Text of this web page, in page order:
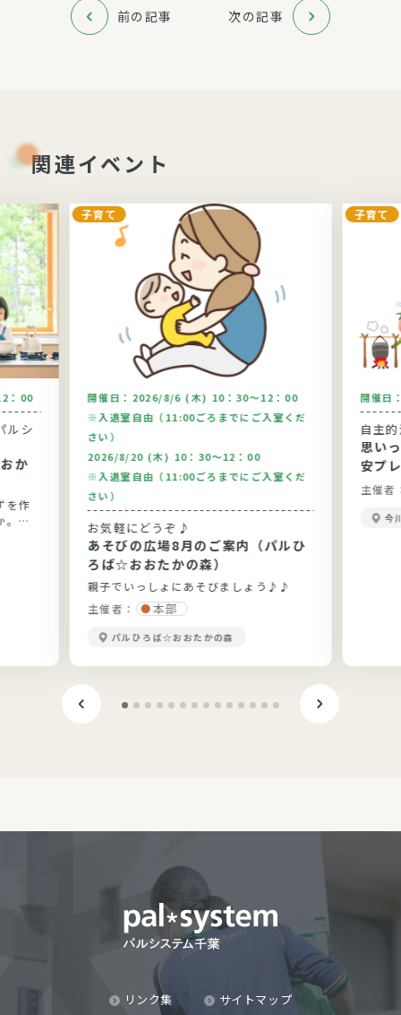
前の記事 次の記事
関連イベント
：00
ルシ
を作
。今
子育て
開催日： 2026/8/6 (木) 10：30～12：00
※入退室自由（11:00ごろまでにご入室くだ
さい）
2026/8/20 (木) 10：30～12：00
※入退室自由（11:00ごろまでにご入室くだ
さい）
お気軽にどうぞ♪
あそびの広場8月のご案内（パルひ
ろば☆おおたかの森）
親子でいっしょにあそびましょう♪♪
主催者：
本部
パルひろば☆おおたかの森
子育て
開催日
自主
思い
安プ
主催者
今
リンク集 サイトマップ